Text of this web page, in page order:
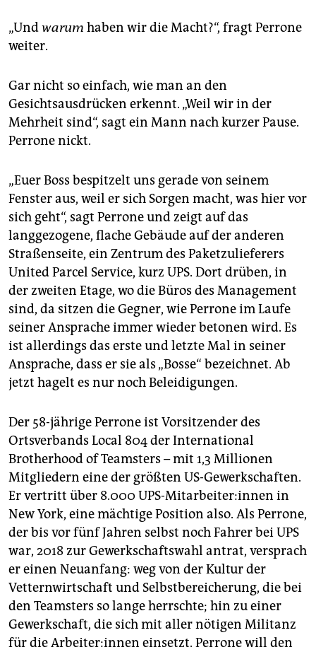
„Undwarum haben wir die Macht?“, fragt Perrone
weiter.
Gar nicht so einfach, wie man an den
Gesichtsausdrücken erkennt. „Weil wir in der
Mehrheit sind“, sagt ein Mann nach kurzer Pause.
Perrone nickt.
„Euer Boss bespitzelt uns gerade von seinem
Fenster aus, weil er sich Sorgen macht, was hier vor
sich geht“, sagt Perrone und zeigt auf das
langgezogene, flache Gebäude auf der anderen
Straßenseite, ein Zentrum des Paketzulieferers
United Parcel Service, kurz UPS. Dort drüben, in
der zweiten Etage, wo die Büros des Management
sind, da sitzen die Gegner, wie Perrone im Laufe
seiner Ansprache immer wieder betonen wird. Es
ist allerdings das erste und letzte Mal in seiner
Ansprache, dass er sie als „Bosse“ bezeichnet. Ab
jetzt hagelt es nur noch Beleidigungen.
Der 58-jährige Perrone ist Vorsitzender des
Ortsverbands Local 804 der International
Brotherhood of Teamsters – mit 1,3 Millionen
Mitgliedern eine der größten US-Gewerkschaften.
Er vertritt über 8.000 UPS-Mitarbeiter:innen in
New York, eine mächtige Position also. Als Perrone,
der bis vor fünf Jahren selbst noch Fahrer bei UPS
war, 2018 zur Gewerkschaftswahl antrat, versprach
er einen Neuanfang: weg von der Kultur der
Vetternwirtschaft und Selbstbereicherung, die bei
den Teamsters so lange herrschte; hin zu einer
Gewerkschaft, die sich mit aller nötigen Militanz
für die Ar­bei­te­r:in­nen einsetzt. Perrone will den